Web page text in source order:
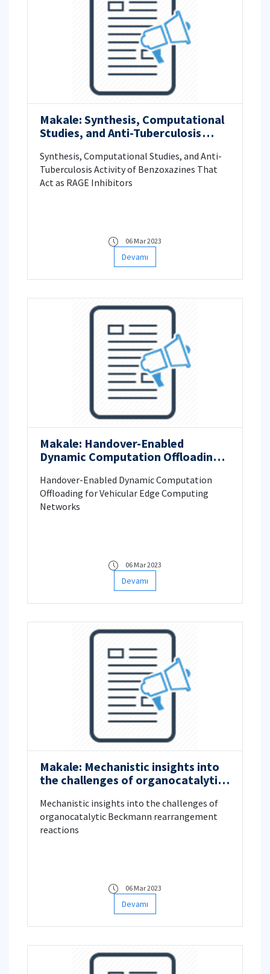
Makale: Synthesis, Computational
Studies, and Anti-Tuberculosis
as RAGE Inhibitors
Synthesis, Computational Studies, and Anti-
Tuberculosis Activity of Benzoxazines That
Act as RAGE Inhibitors
06 Mar 2023
Devamı
Makale: Handover-Enabled
Dynamic Computation Offloading
Networks
Handover-Enabled Dynamic Computation
Offloading for Vehicular Edge Computing
Networks
06 Mar 2023
Devamı
Makale: Mechanistic insights into
the challenges of organocatalytic
reactions
Mechanistic insights into the challenges of
organocatalytic Beckmann rearrangement
reactions
06 Mar 2023
Devamı